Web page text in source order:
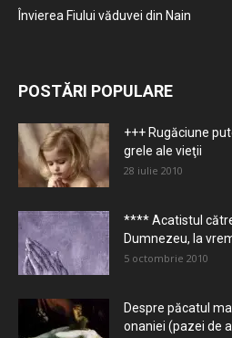
Învierea Fiului văduvei din Nain
POSTĂRI POPULARE
+++ Rugăciune
grele ale vieţii
28 iulie 2010
**** Acatistul
Dumnezeu, la
5 octombrie 2010
Despre păcatul
onaniei (pazei de